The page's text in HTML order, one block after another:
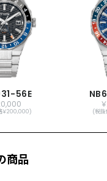
回／時
入後1年以内にMY
56E
￥200,000) (税
商品